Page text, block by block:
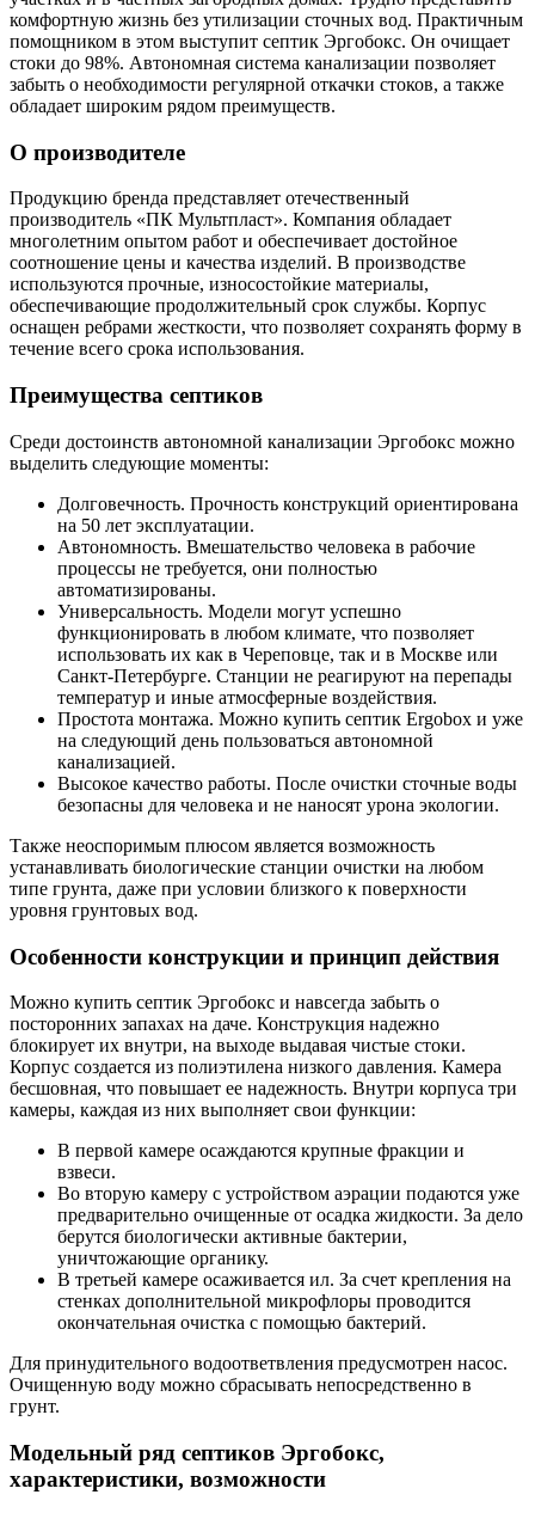
комфортную жизнь без утилизации сточных вод. Практичным
помощником в этом выступит септик Эргобокс. Он очищает
стоки до 98%. Автономная система канализации позволяет
забыть о необходимости регулярной откачки стоков, а также
обладает широким рядом преимуществ.
О производителе
Продукцию бренда представляет отечественный
производитель «ПК Мультпласт». Компания обладает
многолетним опытом работ и обеспечивает достойное
соотношение цены и качества изделий. В производстве
используются прочные, износостойкие материалы,
обеспечивающие продолжительный срок службы. Корпус
оснащен ребрами жесткости, что позволяет сохранять форму в
течение всего срока использования.
Преимущества септиков
Среди достоинств автономной канализации Эргобокс можно
выделить следующие моменты:
Долговечность. Прочность конструкций ориентирована
на 50 лет эксплуатации.
Автономность. Вмешательство человека в рабочие
процессы не требуется, они полностью
автоматизированы.
Универсальность. Модели могут успешно
функционировать в любом климате, что позволяет
использовать их как в Череповце, так и в Москве или
Санкт-Петербурге. Станции не реагируют на перепады
температур и иные атмосферные воздействия.
Простота монтажа. Можно купить септик Ergobox и уже
на следующий день пользоваться автономной
канализацией.
Высокое качество работы. После очистки сточные воды
безопасны для человека и не наносят урона экологии.
Также неоспоримым плюсом является возможность
устанавливать биологические станции очистки на любом
типе грунта, даже при условии близкого к поверхности
уровня грунтовых вод.
Особенности конструкции и принцип действия
Можно купить септик Эргобокс и навсегда забыть о
посторонних запахах на даче. Конструкция надежно
блокирует их внутри, на выходе выдавая чистые стоки.
Корпус создается из полиэтилена низкого давления. Камера
бесшовная, что повышает ее надежность. Внутри корпуса три
камеры, каждая из них выполняет свои функции:
В первой камере осаждаются крупные фракции и
взвеси.
Во вторую камеру с устройством аэрации подаются уже
предварительно очищенные от осадка жидкости. За дело
берутся биологически активные бактерии,
уничтожающие органику.
В третьей камере осаживается ил. За счет крепления на
стенках дополнительной микрофлоры проводится
окончательная очистка с помощью бактерий.
Для принудительного водоответвления предусмотрен насос.
Очищенную воду можно сбрасывать непосредственно в
грунт.
Модельный ряд септиков Эргобокс,
характеристики, возможности